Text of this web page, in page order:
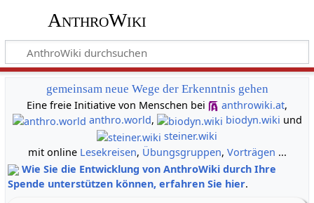
AnthroWiki
gemeinsam neue Wege der Erkenntnis gehen
Eine freie Initiative von Menschen bei
anthrowiki.at,
anthro.world, biodyn.wiki und
steiner.wiki
mit online Lesekreisen, Übungsgruppen, Vorträgen ...
Wie Sie die Entwicklung von AnthroWiki durch Ihre
Spende unterstützen können, erfahren Sie hier.